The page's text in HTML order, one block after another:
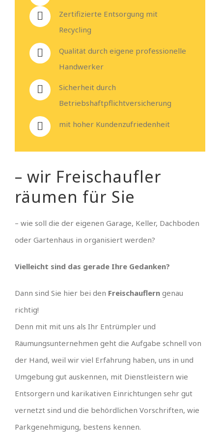
Zertifizierte Entsorgung mit
Recycling
Qualität durch eigene professionelle
Handwerker
Sicherheit durch
Betriebshaftpflichtversicherung
mit hoher Kundenzufriedenheit
– wir Freischaufler
räumen für Sie
– wie soll die der eigenen Garage, Keller, Dachboden
oder Gartenhaus in organisiert werden?
Vielleicht sind das gerade Ihre Gedanken?
Dann sind Sie hier bei den Freischauflern genau
richtig!
Denn mit mit uns als Ihr Entrümpler und
Räumungsunternehmen geht die Aufgabe schnell von
der Hand, weil wir viel Erfahrung haben, uns in und
Umgebung gut auskennen, mit Dienstleistern wie
Entsorgern und karikativen Einrichtungen sehr gut
vernetzt sind und die behördlichen Vorschriften, wie
Parkgenehmigung, bestens kennen.